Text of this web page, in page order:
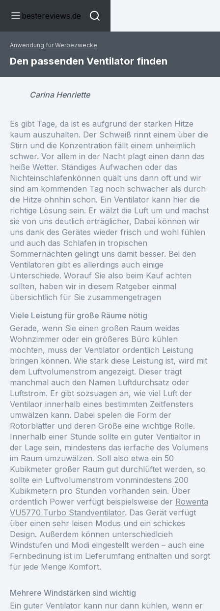
bestereviews.de
Anwendung für Werbezwecke
Den passenden Ventilator finden
Carina Henriette
Es gibt Tage, da ist es aufgrund der starken Hitze
kaum auszuhalten. Der Schweiß rinnt einem über die
Stirn und die Konzentration fällt einem unheimlich
schwer. Vor allem in der Nacht plagt einen dann das
heiße Wetter. Ständiges Aufwachen oder das
Nichteinschlafenkönnen quält uns dann oft und wir
sind am kommenden Tag noch schwächer als durch
die Hitze ohnhin schon. Ein Ventilator kann hier die
richtige Lösung sein. Er wälzt die Luft um und machst
sie von uns deutlich erträglicher, Dabei können wir
uns dank des Gerätes wieder frisch und wohl fühlen
und auch das Schlafen in tropischen
Sommernächten gelingt uns damit besser. Bei den
Ventilatoren gibt es allerdings auch einige
Unterschiede. Worauf Sie also beim Kauf achten
sollten, haben wir in diesem Ratgeber einmal
übersichtlich für Sie zusammengetragen
Viele Leistung für große Räume nötig
Gerade, wenn Sie einen großen Raum weidas
Wohnzimmer oder ein größeres Büro kühlen
möchten, muss der Ventilator ordentlich Leistung
bringen können. Wie stark diese Leistung ist, wird mit
dem Luftvolumenstrom angezeigt. Dieser trägt
manchmal auch den Namen Luftdurchsatz oder
Luftstrom. Er gibt sozsuagen an, wie viel Luft der
Ventilaor innerhalb eines bestimmten Zeitfensters
umwälzen kann. Dabei spelen die Form der
Rotorblätter und deren Größe eine wichtige Rolle.
Innerhalb einer Stunde sollte ein guter Ventialtor in
der Lage sein, mindestens das ierfache des Volumens
im Raum umzuwälzen. Soll also etwa ein 50
Kubikmeter großer Raum gut durchlüftet werden, so
sollte ein Luftvolumenstrom vonmindestens 200
Kubikmetern pro Stunden vorhanden sein. Über
ordentlich Power verfügt beispielsweise der Rowenta
VU5770 Turbo Standventilator. Das Gerät verfügt
über einen sehr leisen Modus und ein schickes
Design. Außerdem können unterschiedlcieh
Windstufen und Modi eingestellt werden – auch eine
Fernbedinung ist im Lieferumfang enthalten und sorgt
für jede Menge Komfort.
Mehrere Windstärken sind wichtig
Ein guter Ventilator kann nur dann kühlen, wenn er